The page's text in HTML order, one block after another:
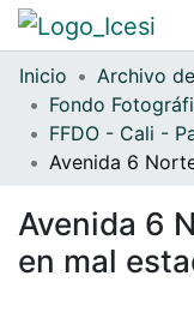
Inicio
FFDO - Cali -
Avenida 6
en mal